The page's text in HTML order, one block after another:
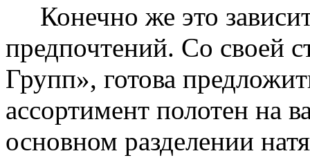
Конечно же это
предпочтений. Со своей
Групп», готова
ассортимент полотен на
основном разделении